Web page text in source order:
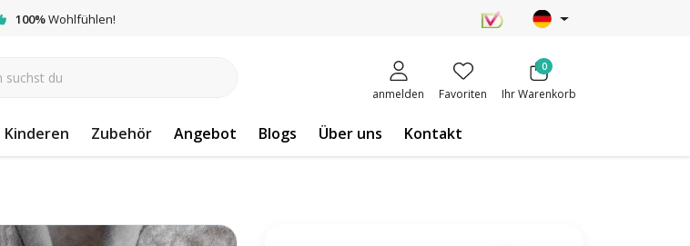
100%Wohlfühlen!
anmelden Favoriten
0
Ihr Warenkorb
Kinderen Zubehör Angebot Blogs Über uns Kontakt